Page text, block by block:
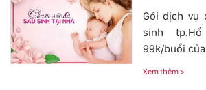
FaGoMom
không
chuyện
con yêu của
Gói dịch vụ
sinh
99k/buổi của
Xem thêm >